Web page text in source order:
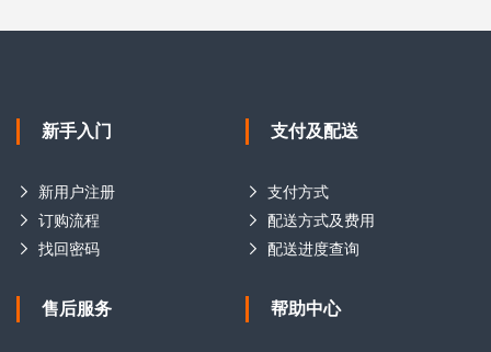
新手入门
新用户注册
订购流程
找回密码
支付及配送
支付方式
配送方式及费用
配送进度查询
售后服务 帮助中心